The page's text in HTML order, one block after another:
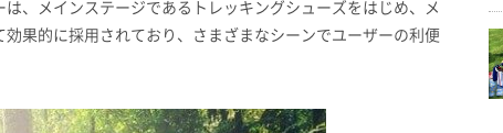
、メインステージであるトレッキングシューズをはじめ、メ
果的に採用されており、さまざまなシーンでユーザーの利便